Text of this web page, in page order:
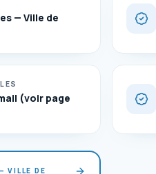
— Ville de
(voir page
VILLE DE